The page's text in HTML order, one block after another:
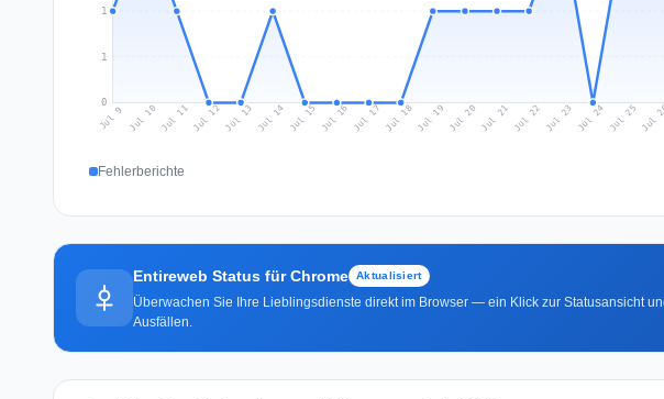
0
1
1
Jul 9 Jul 10 Jul 11Jul 12Jul 13 Jul 14 Jul 15 Jul 16 Jul 17 Jul 18Jul 19 Jul 20 Jul 21 Jul 22 Jul 23 Jul 24 Jul 25 Jul
Fehlerberichte
Entireweb Status für Chrome Aktualisiert
Überwachen Sie Ihre Lieblingsdienste direkt im Browser — ein Klick zur Statusansicht
Ausfällen.